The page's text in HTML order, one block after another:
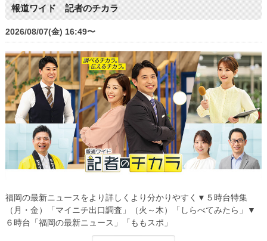
報道ワイド 記者のチカラ
2026/08/07(金) 16:49〜
福岡の最新ニュースをより詳しくより分かりやすく▼５時台特集
（月・金）「マイニチ出口調査」（火～木）「しらべてみたら」▼
６時台「福岡の最新ニュース」「ももスポ」